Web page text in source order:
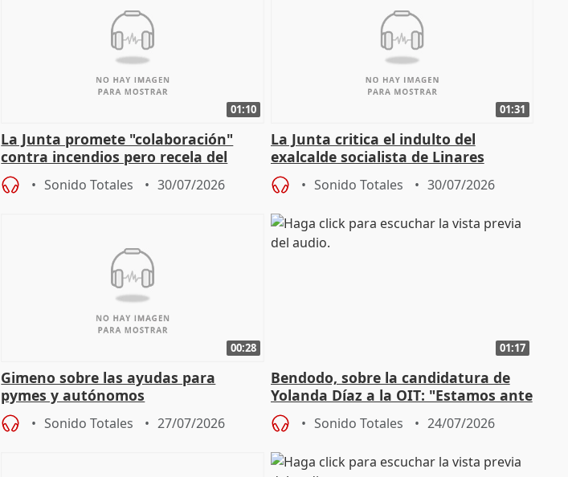
01:10
La Junta promete "colaboración"
contra incendios pero recela del
pacto de Estado de Sánchez
Sonido Totales 30/07/2026
01:31
La Junta critica el indulto del
exalcalde socialista de Linares
"condenado por corrupción"
Sonido Totales 30/07/2026
00:28
Gimeno sobre las ayudas para
pymes y autónomos
Sonido Totales 27/07/2026
01:17
Bendodo, sobre la candidatura de
Yolanda Díaz a la OIT: "Estamos ante
un plan de evacuación"
Sonido Totales 24/07/2026